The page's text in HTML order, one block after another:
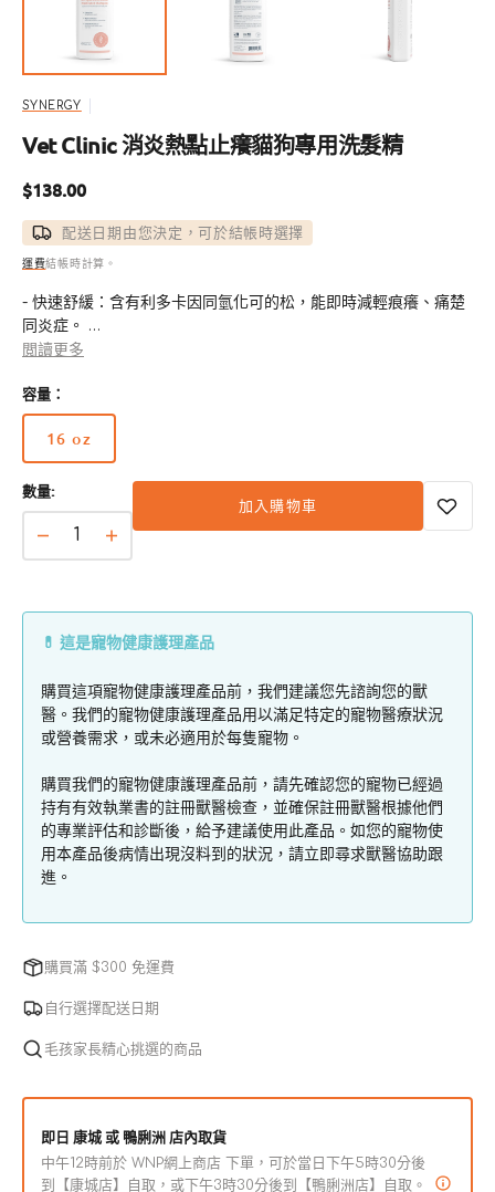
案
SYNERGY
Vet Clinic 消炎熱點止癢貓狗專用洗髮精
定
價
$138.00
配送日期由您決定，可於結帳時選擇
運費結帳時計算。
- 快速舒緩：含有利多卡因同氫化可的松，能即時減輕痕癢、痛楚
同炎症。
- 滋潤修復：加入燕麥、蘆薈同小麥胚芽油，滋養皮膚並修復保護
- 適合敏感肌膚：pH 平衡、不含硫酸鹽及防腐劑，溫和有效，適
合 12 週以上狗狗同貓咪。
- 對抗熱點及過敏：有效減低紅腫、強迫性搔癢，及由過敏或昆蟲
叮咬引起嘅皮膚不適。
- 獸醫級護理：可單獨使用，或配合獸醫處方治療，用於慢性皮膚
問題。
閲讀更多
容量：
16 oz
版
售
完
或
法
使
用
數量:
Vet
Clinic
熱
點
止
癢
狗
專
用
洗
數
量
少
Vet
Clinic
熱
點
止
癢
狗
專
用
數
量
加
加入購物車
💊 這是寵物健康護理產品
購買這項寵物健康護理產品前，我們建議您先諮詢您的獸
醫。我們的寵物健康護理產品用以滿足特定的寵物醫療狀況
或營養需求，或未必適用於每隻寵物。
購買我們的寵物健康護理產品前，請先確認您的寵物已經過
持有有效執業書的註冊獸醫檢查，並確保註冊獸醫根據他們
的專業評估和診斷後，給予建議使用此產品。如您的寵物使
用本產品後病情出現沒料到的狀況，請立即尋求獸醫協助跟
進。
購買滿 $300 免運費
自行選擇配送日期
毛孩家長精心挑選的商品
即日 康城 或 鴨脷洲 店內取貨
中午12時前於 WNP網上商店 下單，可於當日下午5時30分後
到【康城店】自取，或下午3時30分後到【鴨脷洲店】自取。